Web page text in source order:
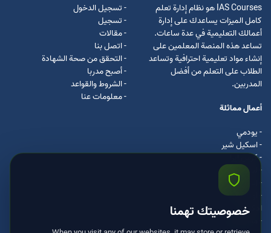
IAS Courses هو نظام إدارة تعلم
كامل الميزات يساعدك على إدارة
أعمالك التعليمية في عدة ساعات.
تساعد هذه المنصة المعلمين على
إنشاء مواد تعليمية احترافية وتساعد
الطلاب على التعلم من أفضل
المدربين.
- تسجيل الدخول
- تسجيل
- مقالات
- اتصل بنا
- التحقق من صحة الشهادة
- أصبح مدربا
- الشروط والقواعد
- معلومات عنا
أعمال مماثلة
- يودمي
- اسکیل شیر
- كرس ايرا
- لیندا
- اسكيل سفت
- اوداسيتي
ادكس
- مستر كلس
خصوصيتك تهمنا